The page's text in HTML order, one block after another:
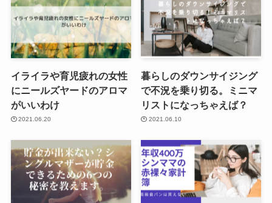
イライラや育児疲れの女性
にニールズヤードのアロマ
がいいわけ
2021.06.20
暮らしのダウンサイジング
で不況を乗り切る。ミニマ
リストになっちゃえば？
2021.06.10